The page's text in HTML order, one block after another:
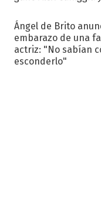
Ángel de Brito
embarazo de una
actriz: "No sabían
esconderlo"